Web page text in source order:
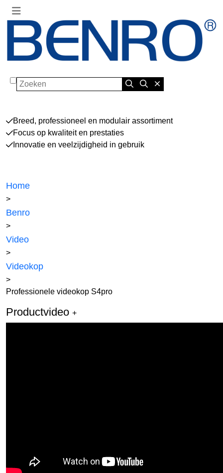
Zoeken
Breed, professioneel en modulair assortiment
Focus op kwaliteit en prestaties
Innovatie en veelzijdigheid in gebruik
Home
>
Benro
>
Video
>
Videokop
>
Professionele videokop S4pro
Productvideo +